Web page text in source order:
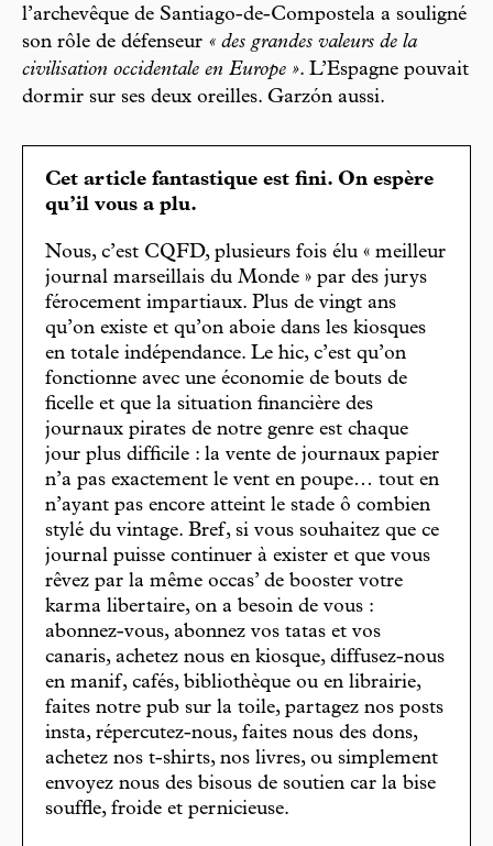
l’archevêque de Santiago-de-Compostela a souligné
son rôle de défenseur « des grandes valeurs de la
civilisation occidentale en Europe ». L’Espagne pouvait
dormir sur ses deux oreilles. Garzón aussi.
Cet article fantastique est fini. On espère
qu’il vous a plu.
Nous, c’est CQFD, plusieurs fois élu « meilleur
journal marseillais du Monde » par des jurys
férocement impartiaux. Plus de vingt ans
qu’on existe et qu’on aboie dans les kiosques
en totale indépendance. Le hic, c’est qu’on
fonctionne avec une économie de bouts de
ficelle et que la situation financière des
journaux pirates de notre genre est chaque
jour plus difficile : la vente de journaux papier
n’a pas exactement le vent en poupe… tout en
n’ayant pas encore atteint le stade ô combien
stylé du vintage. Bref, si vous souhaitez que ce
journal puisse continuer à exister et que vous
rêvez par la même occas’ de booster votre
karma libertaire, on a besoin de vous :
abonnez-vous, abonnez vos tatas et vos
canaris, achetez nous en kiosque, diffusez-nous
en manif, cafés, bibliothèque ou en librairie,
faites notre pub sur la toile, partagez nos posts
insta, répercutez-nous, faites nous des dons,
achetez nos t-shirts, nos livres, ou simplement
envoyez nous des bisous de soutien car la bise
souffle, froide et pernicieuse.